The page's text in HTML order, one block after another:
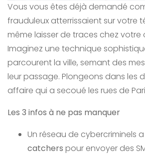
Vous vous êtes déjà demandé
frauduleux atterrissaient sur votre
même laisser de traces chez votre
Imaginez une technique
parcourent la ville, semant des
leur passage. Plongeons dans les
affaire qui a secoué les rues de
Les 3 infos à ne pas manquer
Un réseau de cybercriminels
catchers pour envoyer des